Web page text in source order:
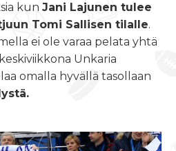
kun Jani Lajunen tulee
Tomi Sallisen tilalle.
ei ole varaa pelata yhtä
Unkaria
omalla hyvällä tasollaan